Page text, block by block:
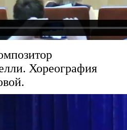
Хореография